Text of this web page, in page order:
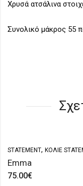
Χρυσά ατσάλινα
Συνολικό μάκρος 55
STATEMENT, ΚΟΛΙΈ
Emma
75.00€